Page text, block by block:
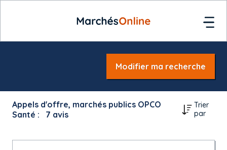
Modifier ma recherche
Appels d'offre, marchés publics OPCO
Santé :
7 avis
Trier
par